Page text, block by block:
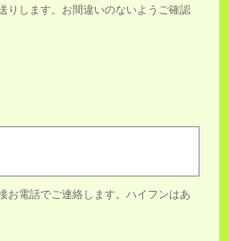
りします。お間違いのないようご確認
お電話でご連絡します。ハイフンはあ